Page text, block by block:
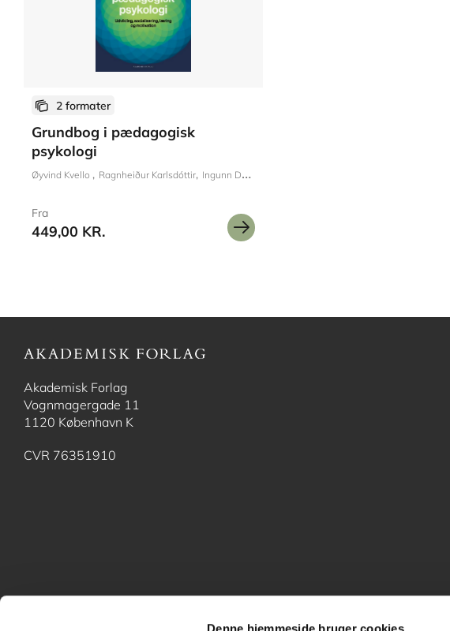
Denne hjemmeside bruger cookies
2 formater
Grundbog i pædagogisk
psykologi
Øyvind Kvello Ragnheiður Karlsdóttir Ingunn Dahler Hybertsen
Fra
449,00 KR.
Akademisk Forlag
Vognmagergade 11
1120 København K
CVR 76351910